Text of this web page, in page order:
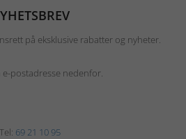
på eksklusive rabatter og nyheter.
e-postadresse nedenfor.
Tel: 69 21 10 95